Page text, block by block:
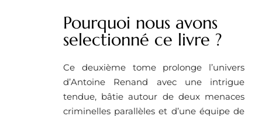
Pourquoi nous avons
selectionné ce livre ?
Ce deuxième tome prolonge l’univers
d’Antoine Renand avec une intrigue
tendue, bâtie autour de deux menaces
criminelles parallèles et d’une équipe de